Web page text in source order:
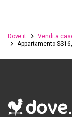
Dove.it Vendita
Appartamento